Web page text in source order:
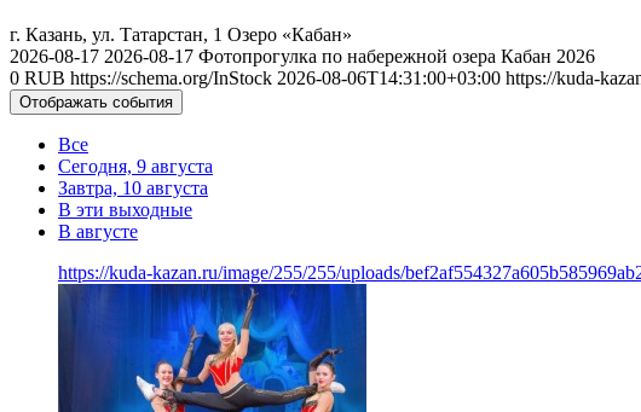
г. Казань, ул. Татарстан, 1 Озеро «Кабан»
2026-08-17 2026-08-17 Фотопрогулка по набережной озера Кабан 2026
0 RUB https://schema.org/InStock 2026-08-06T14:31:00+03:00 https://kuda-
Отображать события
Все
Сегодня, 9 августа
Завтра, 10 августа
В эти выходные
В августе
https://kuda-kazan.ru/image/255/255/uploads/